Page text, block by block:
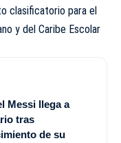
clasificatorio para el
y del Caribe Escolar
Messi llega a
tras
de su